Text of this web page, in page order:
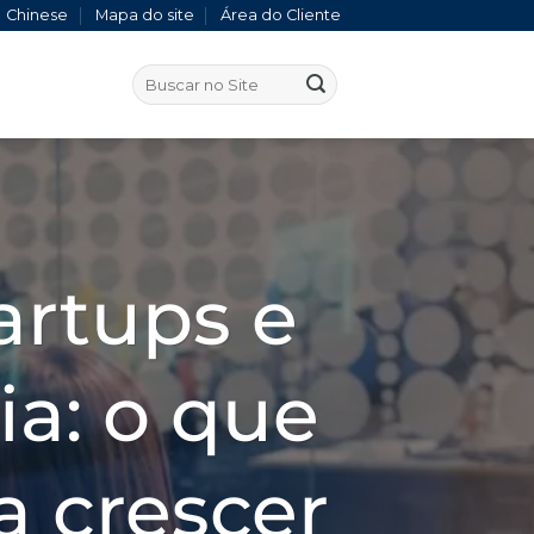
Chinese Mapa do site Área do Cliente
e
o que
crescer